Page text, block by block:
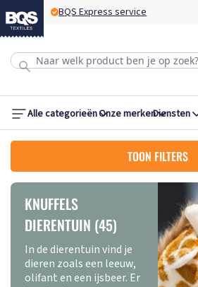
Alle categorieënOnze merkenDiensten
TOON FILTERS
KNUFFELS
DIERENTUIN (45)
In de dierentuin vind je
dieren zoals een leeuw,
olifant en een ijsbeer. Er